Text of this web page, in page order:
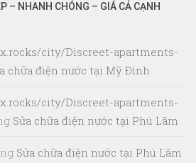
– NHANH CHÓNG – GIÁ CẢ CẠNH
city/Discreet-apartments-
chữa điện nước tại Mỹ Đình
city/Discreet-apartments-
Sửa chữa điện nước tại Phú Lãm
Sửa chữa điện nước tại Phú Lãm